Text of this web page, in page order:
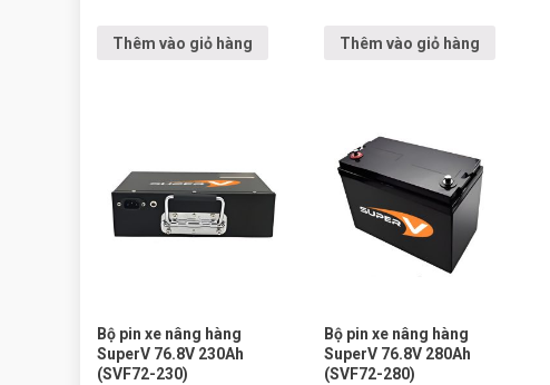
Thêm vào giỏ hàng Thêm vào giỏ hàng
Bộ pin xe nâng hàng
SuperV 76.8V 230Ah
(SVF72-230)
Bộ pin xe nâng hàng
SuperV 76.8V 280Ah
(SVF72-280)